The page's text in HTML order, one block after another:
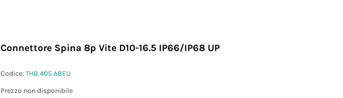
Connettore Spina 8p Vite D10-16.5 IP66/IP68 UP
Codice:THB.405.A8EU
Prezzo non disponibile